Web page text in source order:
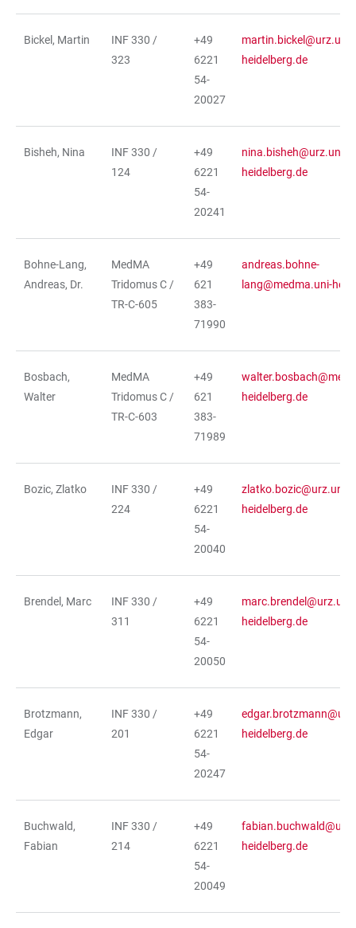
Bickel, Martin
INF 330 /
323
+49
6221
54-
20027
martin.bickel@urz.uni-
heidelberg.de
Bisheh, Nina
INF 330 /
124
+49
6221
54-
20241
nina.bisheh@urz.uni-
heidelberg.de
Bohne-Lang,
Andreas, Dr.
MedMA
Tridomus C /
TR-C-605
+49
621
383-
71990
andreas.bohne-
lang@medma.uni-
Bosbach,
Walter
MedMA
Tridomus C /
TR-C-603
+49
621
383-
71989
heidelberg.de
Bozic, Zlatko
INF 330 /
224
+49
6221
54-
20040
zlatko.bozic@urz.uni-
heidelberg.de
Brendel, Marc
INF 330 /
311
+49
6221
54-
20050
marc.brendel@urz.uni-
heidelberg.de
Brotzmann,
Edgar
INF 330 /
201
+49
6221
54-
20247
heidelberg.de
Buchwald,
Fabian
INF 330 /
214
+49
6221
54-
20049
heidelberg.de